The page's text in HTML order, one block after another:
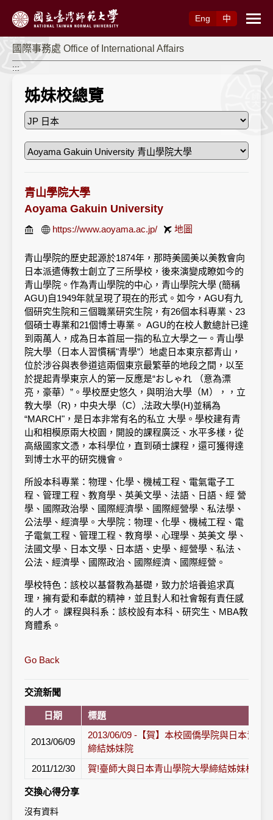
Eng
中
國際事務處 Office of International Affairs
:::
姊妹校總覽
青山學院大學
Aoyama Gakuin University
https://www.aoyama.ac.jp/ 地圖
青山學院的歷史起源於1874年，那時美國美以美教會向
日本派遣傳教士創立了三所學校，後來演變成瞭如今的
青山學院。作為青山學院的中心，青山學院大學 (簡稱
AGU)自1949年就呈現了現在的形式。如今，AGU有九
個研究生院和三個職業研究生院，有26個本科專業、23
個碩士專業和21個博士專業。 AGU的在校人數總計已達
到兩萬人，成為日本首屈一指的私立大學之一。青山學
院大學（日本人習慣稱"青學”）地處日本東京都青山，
位於涉谷與表參道這兩個東京最繁華的地段之間，以至
於提起青學東京人的第一反應是“おしゃれ （意為漂
亮，豪華）”。學校歷史悠久，與明治大學（M），，立
教大學（R)，中央大學（C）,法政大學(H)並稱為
“MARCH"，是日本非常有名的私立 大學。學校建有青
山和相模原兩大校園，開設的課程廣泛、水平多樣，從
高級國家文憑，本科學位，直到碩士課程，還可獲得達
到博士水平的研究機會。
所設本科專業：物理、化學、機械工程、電氣電子工
程、管理工程、教育學、英美文學、法語、日語、經 營
學、國際政治學、國際經濟學、國際經營學、私法學、
公法學、經濟學。大學院：物理、化學、機械工程、電
子電氣工程、管理工程、教育學、心理學、英美文 學、
法國文學、日本文學、日本語、史學、經營學、私法、
公法、經濟學、國際政治、國際經濟、國際經營。
學校特色：該校以基督教為基礎，致力於培養追求真
理，擁有愛和奉獻的精神，並且對人和社會報有責任感
的人才。 課程與科系：該校設有本科、研究生、MBA教
育體系。
Go Back
交流新聞
日期 標題
2013/06/09
2013/06/09 -【賀】本校國僑學院與日本青山
締結姊妹院
2011/12/30
賀!臺師大與日本青山學院大學締結姊妹校!
交換心得分享
沒有資料